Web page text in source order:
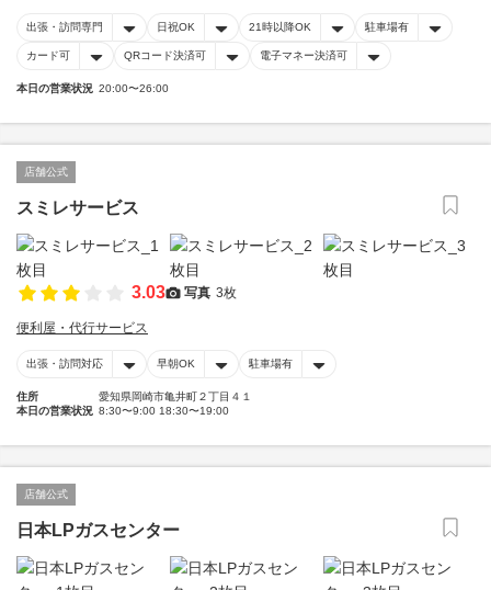
出張・訪問専門 日祝OK 21時以降OK 駐車場有
カード可 QRコード決済可 電子マネー決済可
本日の営業状況 20:00〜26:00
店舗公式
スミレサービス
3.03 写真 3枚
便利屋・代行サービス
出張・訪問対応 早朝OK 駐車場有
住所
愛知県岡崎市亀井町２丁目４１
本日の営業状況 8:30〜9:00 18:30〜19:00
店舗公式
日本LPガスセンター